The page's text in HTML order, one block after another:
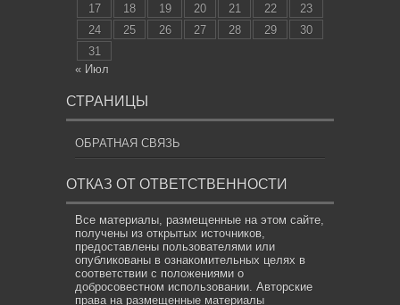
17
18 19 20 21 22
23
24
25 26 27 28 29
30
31
« Июл
СТРАНИЦЫ
ОБРАТНАЯ СВЯЗЬ
ОТКАЗ ОТ ОТВЕТСТВЕННОСТИ
Все материалы, размещенные на этом сайте,
получены из открытых источников,
предоставлены пользователями или
опубликованы в ознакомительных целях в
соответствии с положениями о
добросовестном использовании. Авторские
права на размещенные материалы